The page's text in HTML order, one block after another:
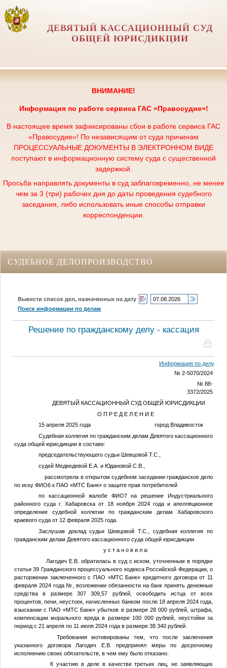
ДЕВЯТЫЙ КАССАЦИОННЫЙ СУД
ОБЩЕЙ ЮРИСДИКЦИИ
ВНИМАНИЕ!
Информация по работе сервиса ГАС «Правосудие»!
В настоящее время зафиксированы сбои в работе сервиса ГАС
«Правосудие»! По независящим от суда причинам
ПРОЦЕССУАЛЬНЫЕ ДОКУМЕНТЫ В ЭЛЕКТРОННОМ ВИДЕ
поступают в информационную систему суда с существенной
задержкой.
Просьба направлять документы в суд заблаговременно, не менее
чем за 3 (три) рабочих дня до даты проведения судебного
заседания, либо использовать иные способы отправки
корреспонденции.
СУДЕБНОЕ ДЕЛОПРОИЗВОДСТВО
Вывести список дел, назначенных на дату
Поиск информации по делам
Решение по гражданскому делу - кассация
Информация по делу
№ 2-5070/2024
№ 88-
3372/2025
ДЕВЯТЫЙ КАССАЦИОННЫЙ СУД ОБЩЕЙ ЮРИСДИКЦИИ
О П Р Е Д Е Л Е Н И Е
15 апреля 2025 года город Владивосток
Судебная коллегия по гражданским делам Девятого кассационного
суда общей юрисдикции в составе:
председательствующего судьи Шевцовой Т.С.,
судей Медведевой Е.А. и Юдановой С.В.,
рассмотрела в открытом судебном заседании гражданское дело
по иску ФИО6к ПАО «МТС Банк» о защите прав потребителей
по кассационной жалобе ФИО7на решение Индустриального
районного суда г. Хабаровска от 18 ноября 2024 года и апелляционное
определение судебной коллегии по гражданским делам Хабаровского
краевого суда от 12 февраля 2025 года.
Заслушав доклад судьи Шевцовой Т.С., судебная коллегия по
гражданским делам Девятого кассационного суда общей юрисдикции
у с т а н о в и л а:
Лагодич Е.В. обратилась в суд с иском, уточненным в порядке
статьи 39 Гражданского процессуального кодекса Российской Федерации, о
расторжении заключенного с ПАО «МТС Банк» кредитного договора от 11
февраля 2024 года №
, возложении обязанности на банк принять денежные
средства в размере 307 309,57 рублей, освободить истца от всех
процентов, пени, неустоек, начисленных банком после 18 апреля 2024 года,
взыскании с ПАО «МТС Банк» убытков в размере 28 000 рублей, штрафа,
компенсации морального вреда в размере 100 000 рублей, неустойки за
период с 21 апреля по 11 июля 2024 года в размере 38 340 рублей.
Требования мотивированы тем, что после заключения
указанного договора Лагодич Е.В. предпринял меры по досрочному
исполнению своих обязательств, в чем ему было отказано.
К участию в деле в качестве третьих лиц, не заявляющих